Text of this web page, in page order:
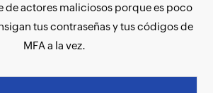
de actores maliciosos porque es poco
tus contraseñas y tus códigos de
MFA a la vez.